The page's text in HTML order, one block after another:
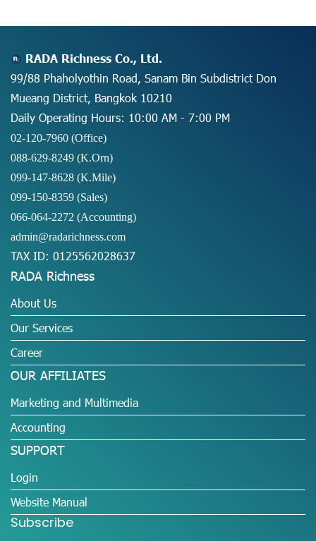
RADA Richness Co., Ltd.
99/88 Phaholyothin Road, Sanam Bin Subdistrict Don
Mueang District, Bangkok 10210
Daily Operating Hours: 10:00 AM - 7:00 PM
02-120-7960 (Office)
088-629-8249 (K.Orn)
099-147-8628 (K.Mile)
099-150-8359 (Sales)
066-064-2272 (Accounting)
admin@radarichness.com
TAX ID: 0125562028637
RADA Richness
About Us
Our Services
Career
OUR AFFILIATES
Marketing and Multimedia
Accounting
SUPPORT
Login
Website Manual
Subscribe